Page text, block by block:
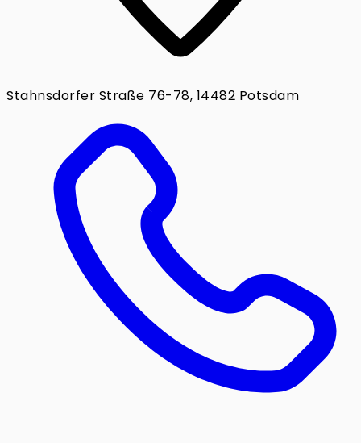
Stahnsdorfer Straße 76-78, 14482 Potsdam